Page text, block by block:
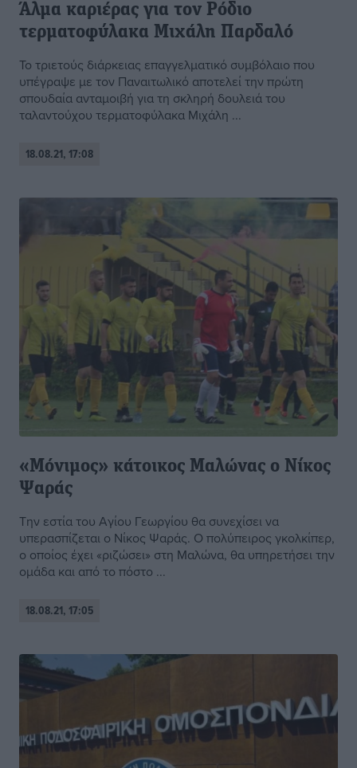
Άλμα καριέρας για τον Ρόδιο
τερματοφύλακα Μιχάλη Παρδαλό
Το τριετούς διάρκειας επαγγελματικό συμβόλαιο που
υπέγραψε με τον Παναιτωλικό αποτελεί την πρώτη
σπουδαία ανταμοιβή για τη σκληρή δουλειά του
ταλαντούχου τερματοφύλακα Μιχάλη ...
18.08.21, 17:08
«Μόνιμος» κάτοικος Μαλώνας ο Νίκος
Ψαράς
Την εστία του Αγίου Γεωργίου θα συνεχίσει να
υπερασπίζεται ο Νίκος Ψαράς. Ο πολύπειρος γκολκίπερ,
ο οποίος έχει «ριζώσει» στη Μαλώνα, θα υπηρετήσει την
ομάδα και από το πόστο ...
18.08.21, 17:05